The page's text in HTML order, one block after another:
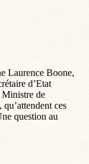
Laurence Boone,
d’Etat
Ministre de
ces
question au